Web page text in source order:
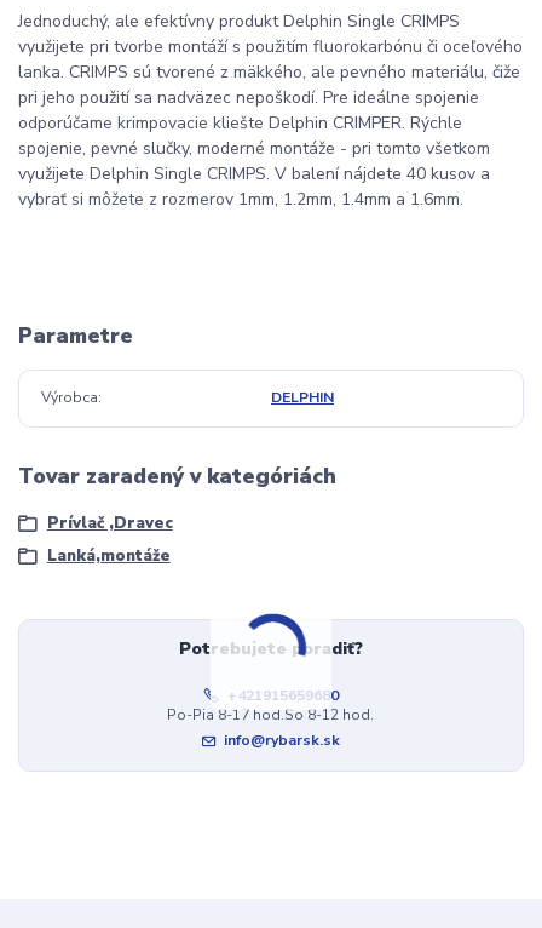
Jednoduchý, ale efektívny produkt Delphin Single CRIMPS
využijete pri tvorbe montáží s použitím fluorokarbónu či oceľového
lanka. CRIMPS sú tvorené z mäkkého, ale pevného materiálu, čiže
pri jeho použití sa nadväzec nepoškodí. Pre ideálne spojenie
odporúčame krimpovacie kliešte Delphin CRIMPER. Rýchle
spojenie, pevné slučky, moderné montáže - pri tomto všetkom
využijete Delphin Single CRIMPS. V balení nájdete 40 kusov a
vybrať si môžete z rozmerov 1mm, 1.2mm, 1.4mm a 1.6mm.
Parametre
Výrobca DELPHIN
Tovar zaradený v kategóriách
Prívlač ,Dravec
Lanká,montáže
Potrebujete poradiť?
+421915659680
Po-Pia 8-17 hod.So 8-12 hod.
info@rybarsk.sk